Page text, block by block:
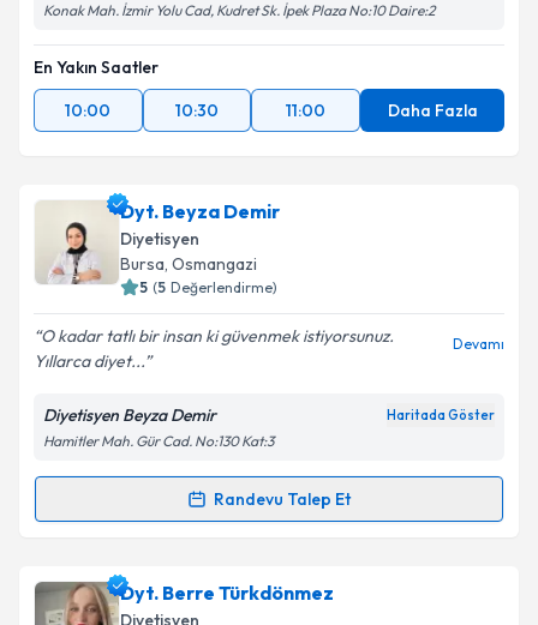
Konak Mah. İzmir Yolu Cad, Kudret Sk. İpek Plaza No:10 Daire:2
En Yakın Saatler
10:00
10:30 11:00 Daha Fazla
Dyt. Beyza Demir
Diyetisyen
Bursa, Osmangazi
5 (5 Değerlendirme)
O kadar tatlı bir insan ki güvenmek istiyorsunuz.
Yıllarca diyet...
Devamı
Diyetisyen Beyza Demir Haritada Göster
Hamitler Mah. Gür Cad. No:130 Kat:3
Randevu Talep Et
Randevu Takvimi Talebi
Dyt. Beyza Demiriçin randevu takvimi talebi
oluşturun. Size bu uzmandan randevu almanız için bir
Dyt. Berre Türkdönmez
Diyetisyen